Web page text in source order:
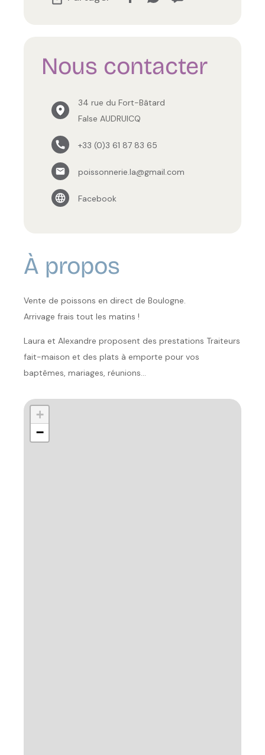
Nous contacter
34 rue du Fort-Bâtard
False AUDRUICQ
+33 (0)3 61 87 83 65
poissonnerie.la@gmail.com
Facebook
À propos
Vente de poissons en direct de Boulogne.
Arrivage frais tout les matins !
Laura et Alexandre proposent des prestations Traiteurs
fait-maison et des plats à emporte pour vos
baptêmes, mariages, réunions…
+
−